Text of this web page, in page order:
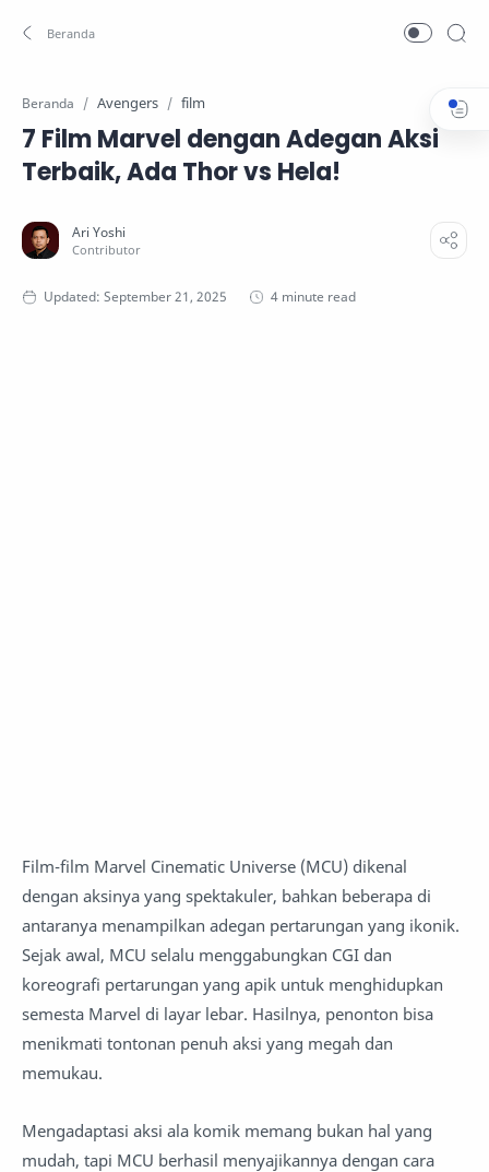
Beranda Avengers film
7 Film Marvel dengan Adegan Aksi
Terbaik, Ada Thor vs Hela!
4 minute read
Film-film Marvel Cinematic Universe (MCU) dikenal
dengan aksinya yang spektakuler, bahkan beberapa di
antaranya menampilkan adegan pertarungan yang ikonik.
Sejak awal, MCU selalu menggabungkan CGI dan
koreografi pertarungan yang apik untuk menghidupkan
semesta Marvel di layar lebar. Hasilnya, penonton bisa
menikmati tontonan penuh aksi yang megah dan
memukau.
Mengadaptasi aksi ala komik memang bukan hal yang
mudah, tapi MCU berhasil menyajikannya dengan cara